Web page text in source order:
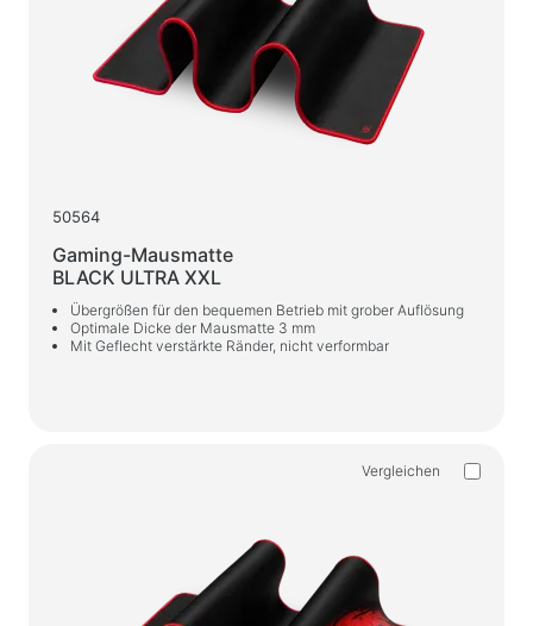
50564
Gaming-Mausmatte
BLACK ULTRA XXL
Übergrößen für den bequemen Betrieb mit grober Auflösung
Optimale Dicke der Mausmatte 3 mm
Mit Geflecht verstärkte Ränder, nicht verformbar
Vergleichen